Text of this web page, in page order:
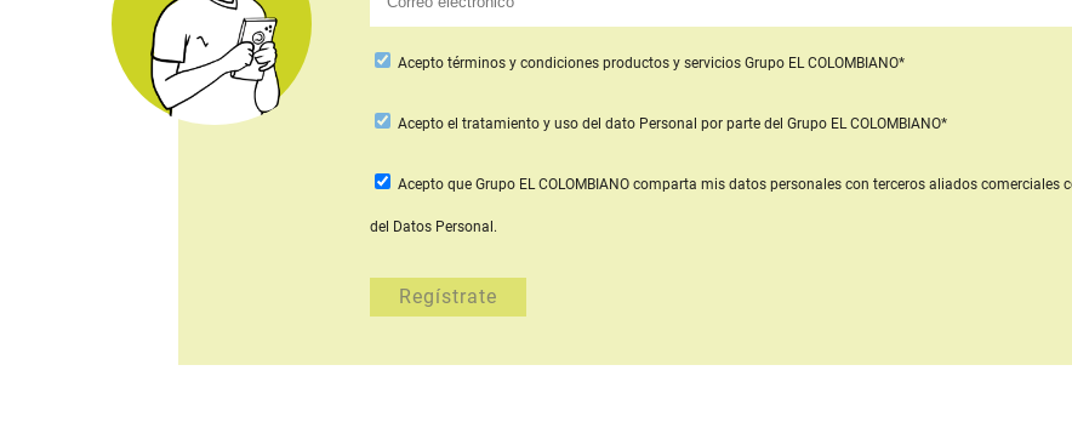
Acepto términos y condiciones productos y servicios Grupo EL COLOMBIANO*
Aceptoel tratamiento y uso del dato Personal por parte del Grupo EL COLOMBIANO*
Acepto que Grupo EL COLOMBIANO comparta mis datos personales con terceros aliados comerciales
del Datos Personal.